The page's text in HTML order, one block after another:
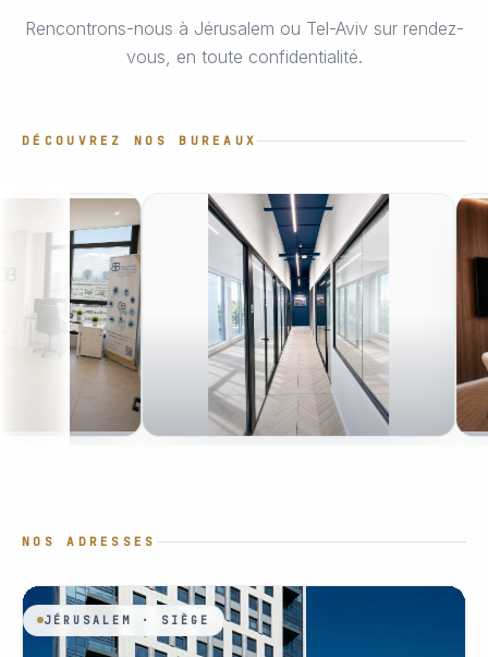
Rencontrons-nous à Jérusalem ou Tel-Aviv sur rendez-
vous, en toute confidentialité.
DÉCOUVREZ NOS BUREAUX
NOS ADRESSES
JÉRUSALEM · SIÈGE